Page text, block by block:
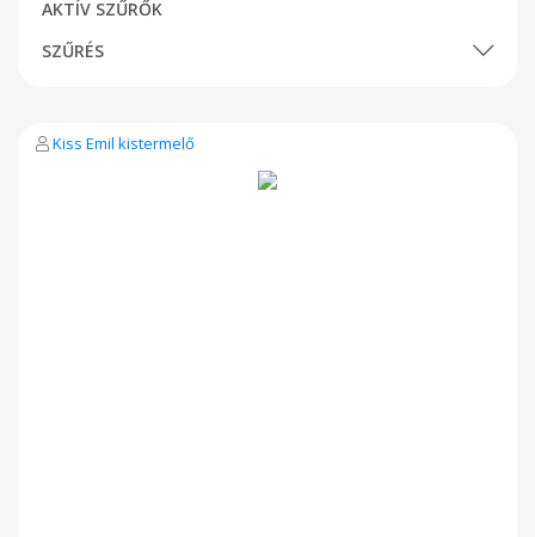
AKTÍV SZŰRŐK
SZŰRÉS
Kiss Emil kistermelő